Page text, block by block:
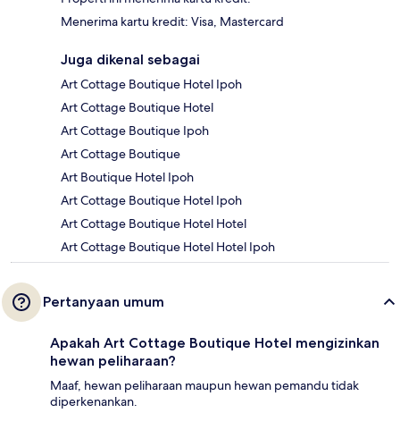
Menerima kartu kredit: Visa, Mastercard
Juga dikenal sebagai
Art Cottage Boutique Hotel Ipoh
Art Cottage Boutique Hotel
Art Cottage Boutique Ipoh
Art Cottage Boutique
Art Boutique Hotel Ipoh
Art Cottage Boutique Hotel Ipoh
Art Cottage Boutique Hotel Hotel
Art Cottage Boutique Hotel Hotel Ipoh
Pertanyaan umum
Apakah Art Cottage Boutique Hotel mengizinkan
hewan peliharaan?
Maaf, hewan peliharaan maupun hewan pemandu tidak
diperkenankan.